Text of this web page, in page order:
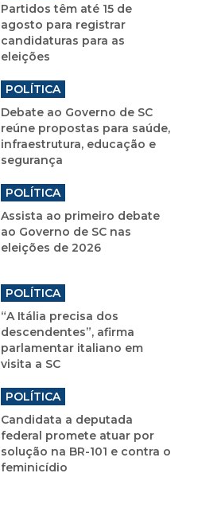
Partidos têm até 15 de
agosto para registrar
candidaturas para as
eleições
POLÍTICA
Debate ao Governo de SC
reúne propostas para saúde,
infraestrutura, educação e
segurança
POLÍTICA
Assista ao primeiro debate
ao Governo de SC nas
eleições de 2026
POLÍTICA
“A Itália precisa dos
descendentes”, afirma
parlamentar italiano em
visita a SC
POLÍTICA
Candidata a deputada
federal promete atuar por
solução na BR-101 e contra o
feminicídio